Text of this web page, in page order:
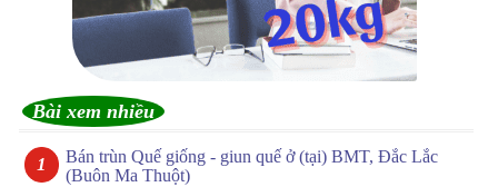
Bài xem nhiều
Bán trùn Quế giống - giun quế ở (tại) BMT, Đắc Lắc
(Buôn Ma Thuột)